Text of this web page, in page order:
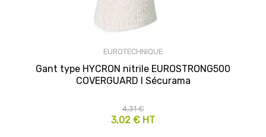
EUROTECHNIQUE
Gant type HYCRON nitrile EUROSTRONG500
COVERGUARD I Sécurama
3,02 € HT
4,31 €